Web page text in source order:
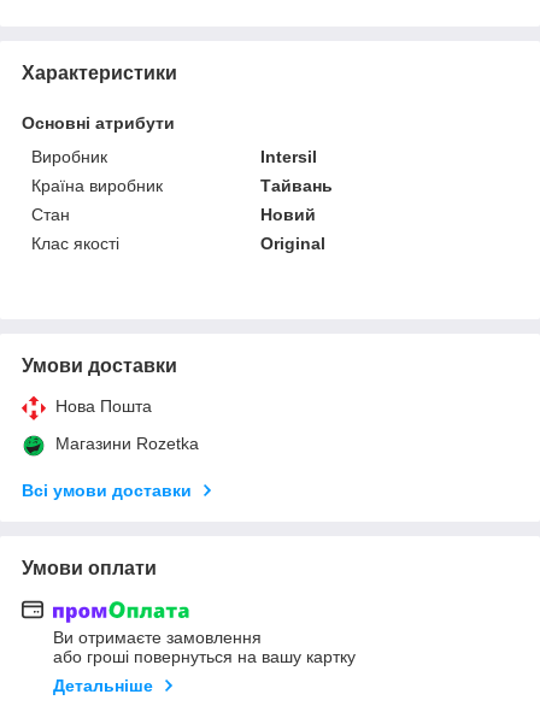
Характеристики
Основні атрибути
Виробник
Intersil
Країна виробник
Тайвань
Стан
Новий
Клас якості
Original
Умови доставки
Нова Пошта
Магазини Rozetka
Всі умови доставки
Умови оплати
Ви отримаєте замовлення
або гроші повернуться на вашу картку
Детальніше